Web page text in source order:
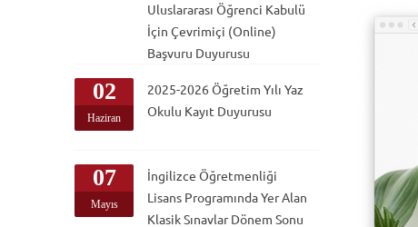
Uluslararası Öğrenci Kabulü
İçin Çevrimiçi (Online)
Başvuru Duyurusu
02
Haziran
2025-2026 Öğretim Yılı Yaz
Okulu Kayıt Duyurusu
07
Mayıs
İngilizce Öğretmenliği
Lisans Programında Yer Alan
Klasik Sınavlar Dönem Sonu